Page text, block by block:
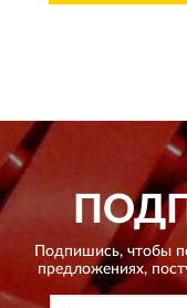
Подпишись, чтобы
предложениях,